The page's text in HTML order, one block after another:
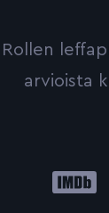
Rollen
arvioista
IMDb